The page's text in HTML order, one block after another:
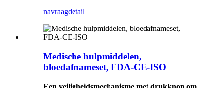
navraagdetail
Medische hulpmiddelen,
bloedafnameset, FDA-CE-ISO
Een veiligheidsmechanisme met drukknop om